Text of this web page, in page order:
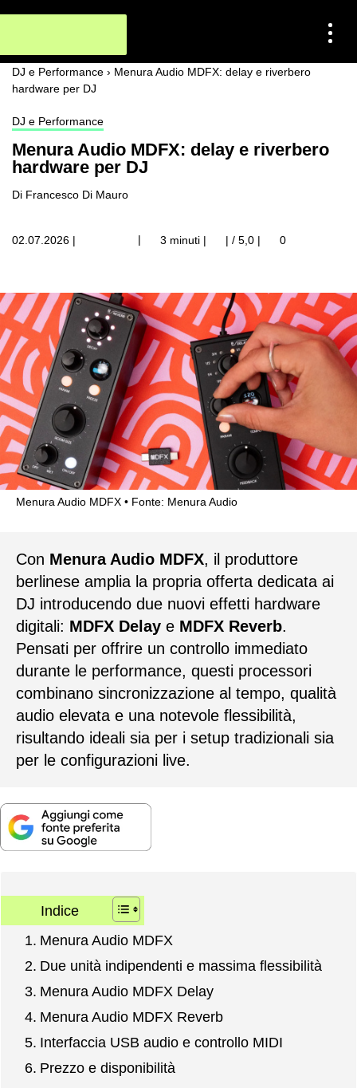
DJ e Performance › Menura Audio MDFX: delay e riverbero
hardware per DJ
DJ e Performance
Menura Audio MDFX: delay e riverbero
hardware per DJ
Di Francesco Di Mauro
02.07.2026 | | 3 minuti | | / 5,0 | 0
Menura Audio MDFX Fonte: Menura Audio
Con Menura Audio MDFX, il produttore
berlinese amplia la propria offerta dedicata ai
DJ introducendo due nuovi effetti hardware
digitali: MDFX Delay e MDFX Reverb.
Pensati per offrire un controllo immediato
durante le performance, questi processori
combinano sincronizzazione al tempo, qualità
audio elevata e una notevole flessibilità,
risultando ideali sia per i setup tradizionali sia
per le configurazioni live.
Indice
Menura Audio MDFX
Due unità indipendenti e massima flessibilità
Menura Audio MDFX Delay
Menura Audio MDFX Reverb
Interfaccia USB audio e controllo MIDI
Prezzo e disponibilità